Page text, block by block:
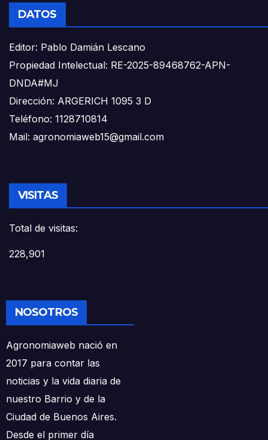
DATOS
Editor: Pablo Damián Lescano
Propiedad Intelectual: RE-2025-89468762-APN-
DNDA#MJ
Dirección: ARGERICH 1095 3 D
Teléfono: 1128710814
Mail: agronomiaweb15@gmail.com
VISITAS
Total de visitas:
228,901
NOSOTROS
Agronomiaweb nació en
2017 para contar las
noticias y la vida diaria de
nuestro Barrio y de la
Ciudad de Buenos Aires.
Desde el primer día